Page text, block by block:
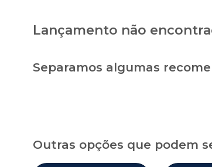
Lançamento não
Separamos algumas
Outras opções que podem